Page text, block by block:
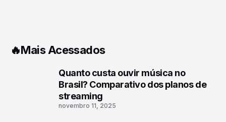
🔥Mais Acessados
Quanto custa ouvir música no
Brasil? Comparativo dos planos de
streaming
novembro 11, 2025